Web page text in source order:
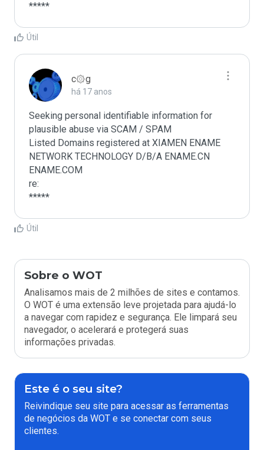
*****
Útil
c۞g
há 17 anos
Seeking personal identifiable information for
plausible abuse via SCAM / SPAM
Listed Domains registered at XIAMEN ENAME
NETWORK TECHNOLOGY D/B/A ENAME.CN
ENAME.COM
re:
*****
Útil
Sobre o WOT
Analisamos mais de 2 milhões de sites e contamos.
O WOT é uma extensão leve projetada para ajudá-lo
a navegar com rapidez e segurança. Ele limpará seu
navegador, o acelerará e protegerá suas
informações privadas.
Este é o seu site?
Reivindique seu site para acessar as ferramentas
de negócios da WOT e se conectar com seus
clientes.